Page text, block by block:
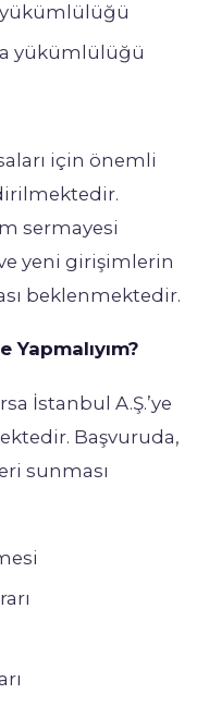
yükümlülüğü
için önemli
sermayesi
yeni girişimlerin
beklenmektedir.
Yapmalıyım?
İstanbul A.Ş.’ye
Başvuruda,
sunması